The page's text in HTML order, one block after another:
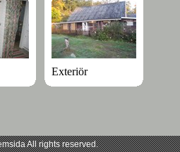
Exteriör
All rights reserved.